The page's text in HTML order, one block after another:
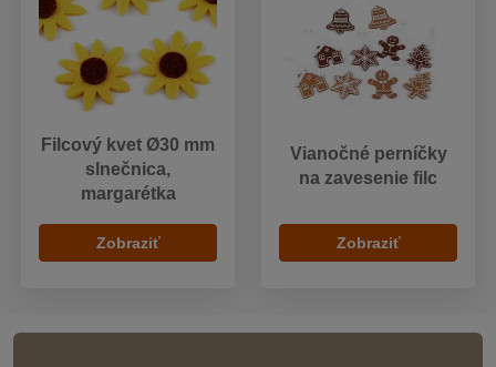
Filcový kvet Ø30 mm
slnečnica,
margarétka
Zobraziť
Vianočné perníčky
na zavesenie filc
Zobraziť